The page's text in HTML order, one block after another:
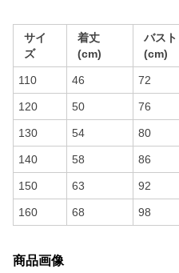
サイ
ズ
着丈
(cm)
バスト
(cm)
110 46 72
120 50 76
130 54 80
140 58 86
150 63 92
160 68 98
商品画像